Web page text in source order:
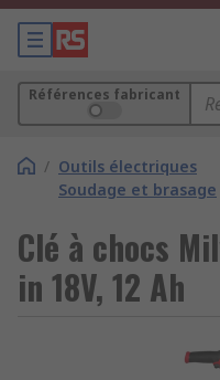
Références fabricant
/ Outils électriques
Soudage et brasage
Clé à chocs
in 18V, 12 Ah